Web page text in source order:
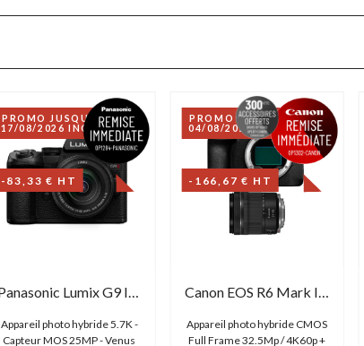
PROMO JUSQU'AU
17/08/2026 INCLUS
-83,33 € HT
Panasonic Lumix G9 II + 12-60mm f/3.5-5.6 ASPH
Appareil photo hybride 5.7K -
Capteur MOS 25MP - Venus
PROMO JUSQU'AU
04/08/2026 INCLUS
-166,67 € HT
Canon EOS R6 Mark III + RF 24-105mm STM
Appareil photo hybride CMOS
Full Frame 32.5Mp / 4K60p +